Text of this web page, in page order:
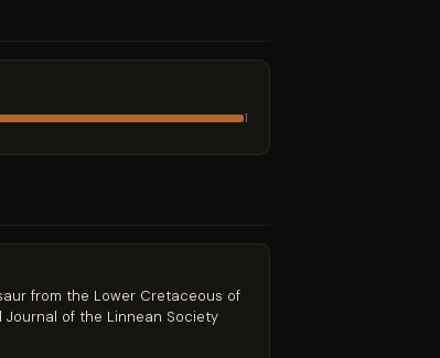
1
from the Lower Cretaceous of
of the Linnean Society